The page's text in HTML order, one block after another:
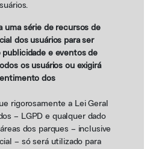
uma série de recursos de
dos usuários para ser
publicidade e eventos de
os usuários ou exigirá
dos
rigorosamente a Lei Geral
– LGPD e qualquer dado
dos parques – inclusive
– só será utilizado para